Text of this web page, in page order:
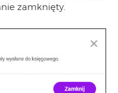
zamknięty.